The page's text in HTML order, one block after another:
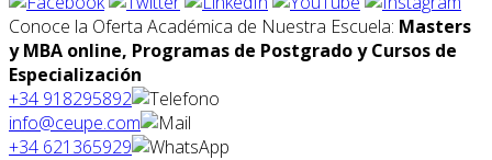
Conoce la Oferta Académica de Nuestra Escuela: Masters
y MBA online, Programas de Postgrado y Cursos de
Especialización
+34 918295892
info@ceupe.com
+34 621365929